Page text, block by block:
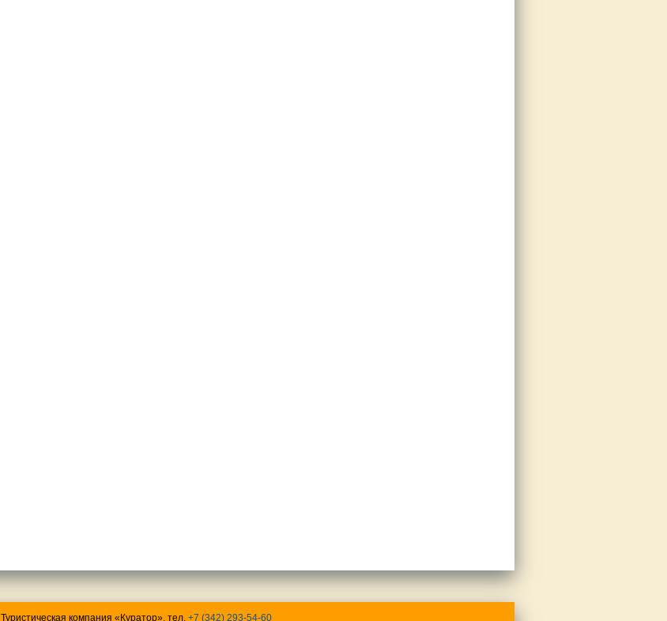
Туристическая компания «Куратор», тел. +7 (342) 293-54-60